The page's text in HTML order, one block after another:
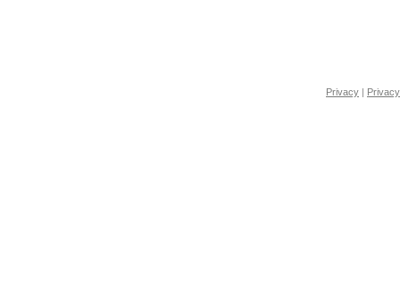
Privacy |